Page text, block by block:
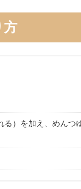
方
）を加え、めんつ